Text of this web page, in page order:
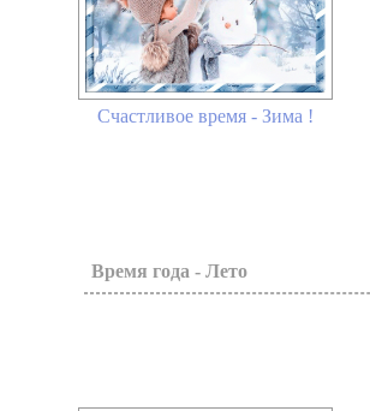
Счастливое время - Зима !
Время года - Лето